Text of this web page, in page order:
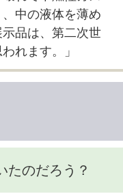
中の液体を薄め
品は、第二次世
れます。」
たのだろう？